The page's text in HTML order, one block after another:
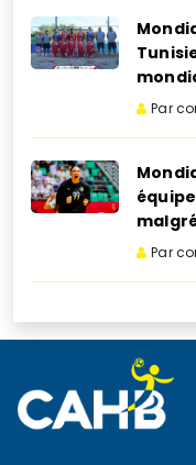
Par
Par